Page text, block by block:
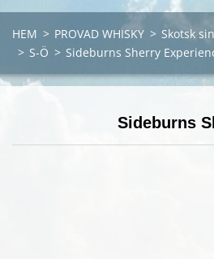
HEM > PROVAD WHISKY > Skotsk
> S-Ö > Sideburns Sherry
Sideburns